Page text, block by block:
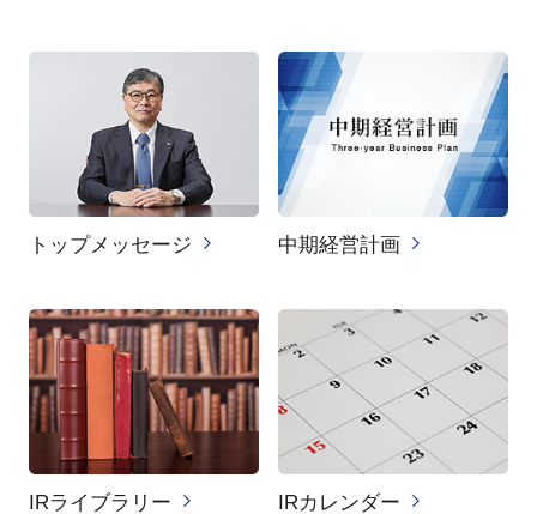
トップメッセージ 中期経営計画
IRライブラリー IRカレンダー